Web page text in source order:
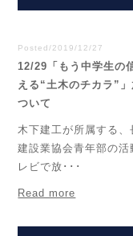
Posted/2019/12/27
12/29「もう中学生の
える“土木のチカラ”
ついて
木下建工が所属する、
建設業協会青年部の活
レビで放･･･
Read more